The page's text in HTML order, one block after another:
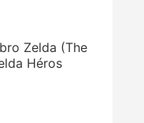
Zelda (The
Héros